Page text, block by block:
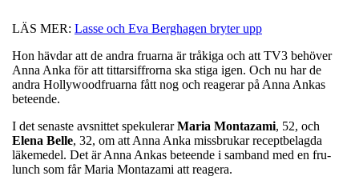
LÄS MER: Lasse och Eva Berghagen bryter upp
Hon hävdar att de andra fruarna är tråkiga och att TV3 behöver
Anna Anka för att tittarsiffrorna ska stiga igen. Och nu har de
andra Hollywoodfruarna fått nog och reagerar på Anna Ankas
beteende.
I det senaste avsnittet spekulerarMaria Montazami, 52, och
Elena Belle, 32, om att Anna Anka missbrukar receptbelagda
läkemedel. Det är Anna Ankas beteende i samband med en fru-
lunch som får Maria Montazami att reagera.